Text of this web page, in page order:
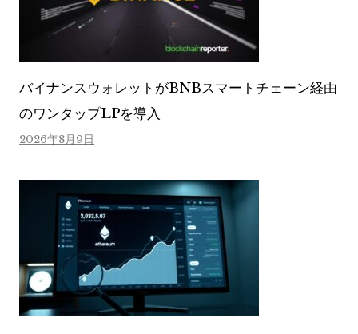
バイナンスウォレットがBNBスマートチェーン経由
のワンタップLPを導入
2026年8月9日